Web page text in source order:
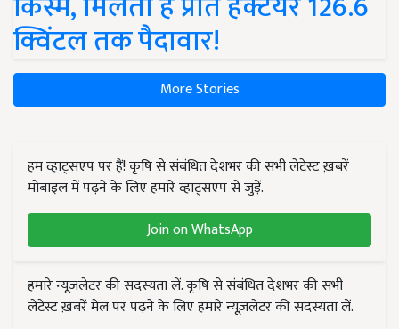
क्विंटल तक पैदावार!
More Stories
हम व्हाट्सएप पर हैं! कृषि से संबंधित देशभर की सभी लेटेस्ट ख़बरें
मोबाइल में पढ़ने के लिए हमारे व्हाट्सएप से जुड़ें.
Join on WhatsApp
हमारे न्यूज़लेटर की सदस्यता लें. कृषि से संबंधित देशभर की सभी
लेटेस्ट ख़बरें मेल पर पढ़ने के लिए हमारे न्यूज़लेटर की सदस्यता लें.